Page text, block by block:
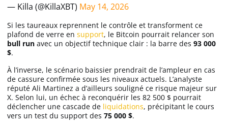
— Killa (@KillaXBT) May 14, 2026
Si les taureaux reprennent le contrôle et transforment ce
plafond de verre en support, le Bitcoin pourrait relancer son
bull run avec un objectif technique clair : la barre des 93 000
$.
À l’inverse, le scénario baissier prendrait de l’ampleur en cas
de cassure confirmée sous les niveaux actuels. L’analyste
réputé Ali Martinez a d’ailleurs souligné ce risque majeur sur
X. Selon lui, un échec à reconquérir les 82 500 $ pourrait
déclencher une cascade de liquidations, précipitant le cours
vers un test du support des 75 000 $.